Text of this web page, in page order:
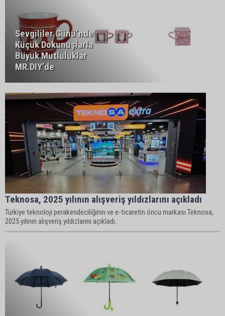
Sevgililer Günü’nde
Küçük Dokunuşlarla
Büyük Mutluluklar
MR.DIY’de
Teknosa, 2025 yılının alışveriş yıldızlarını açıkladı
Türkiye teknoloji perakendeciliğinin ve e-ticaretin öncü markası Teknosa,
2025 yılının alışveriş yıldızlarını açıkladı.